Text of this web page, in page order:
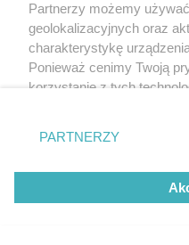
Partnerzy możemy
geolokalizacyjnych oraz
charakterystykę
Ponieważ cenimy Twoją
korzystanie z tych
zmienić/wycofać klikając
znajdujący się w lewym
rodzaje przetwarzania
użytkownika, ale masz
przetwarzaniu.
PARTNERZY